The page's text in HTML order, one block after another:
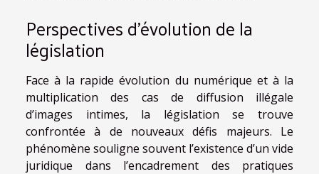
Perspectives d’évolution de la
législation
Face à la rapide évolution du numérique et à la
multiplication des cas de diffusion illégale
d’images intimes, la législation se trouve
confrontée à de nouveaux défis majeurs. Le
phénomène souligne souvent l’existence d’un vide
juridique dans l’encadrement des pratiques